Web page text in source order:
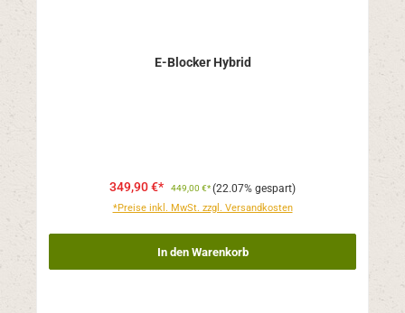
E-Blocker Hybrid
349,90 €* 449,00 €*(22.07% gespart)
*Preise inkl. MwSt. zzgl. Versandkosten
In den Warenkorb